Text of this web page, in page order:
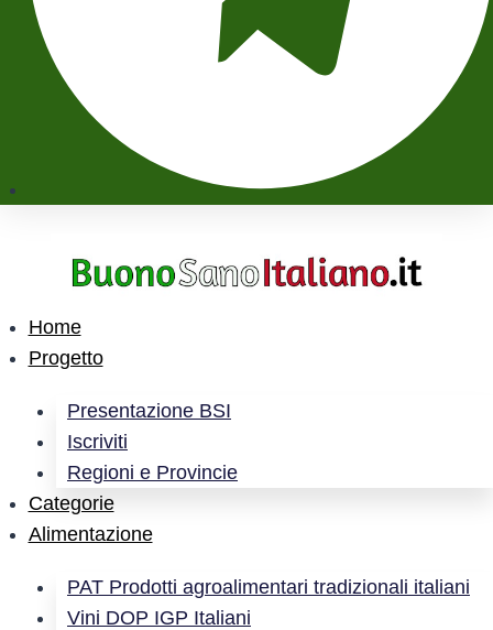
Home
Progetto
Presentazione BSI
Iscriviti
Regioni e Provincie
Categorie
Alimentazione
PAT Prodotti agroalimentari tradizionali italiani
Vini DOP IGP Italiani